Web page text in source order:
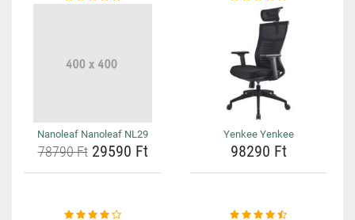
Nanoleaf Nanoleaf NL29
78790 Ft29590 Ft
Yenkee Yenkee
98290 Ft